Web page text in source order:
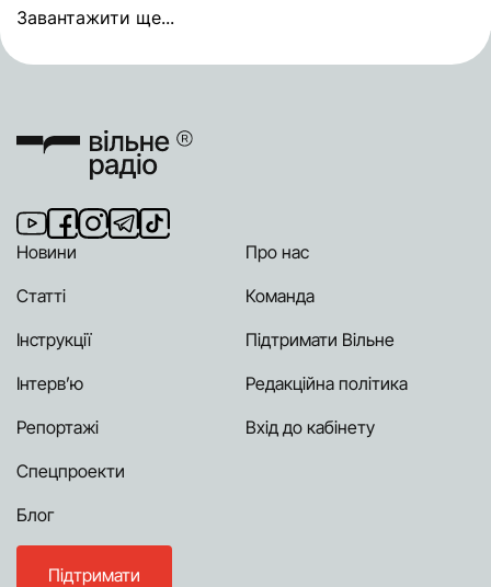
Завантажити ще...
Новини
Статті
Інструкції
Інтерв’ю
Репортажі
Спецпроекти
Блог
Про нас
Команда
Підтримати Вільне
Редакційна політика
Вхід до кабінету
Підтримати